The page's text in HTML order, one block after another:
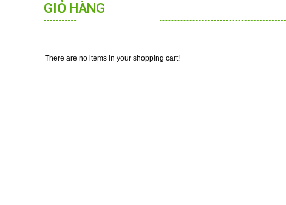
GIỎ HÀNG
There are no items in your shopping cart!